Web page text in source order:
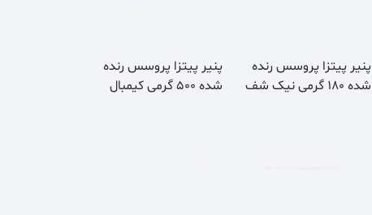
پنیر پیتزا پروسس رنده
شده 180 گرمی نیک شف
پنیر پیتزا پروسس رنده
شده 500 گرمی کیمبال